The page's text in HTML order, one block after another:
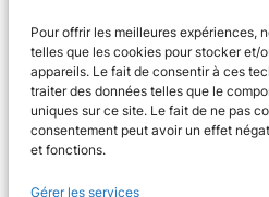
Pour offrir les meilleures expériences,
telles que les cookies pour stocker et/
appareils. Le fait de consentir à ces
traiter des données telles que le
uniques sur ce site. Le fait de ne pas
consentement peut avoir un effet
et fonctions.
Gérer les services
Agenda 24
L'agenda des manifestations